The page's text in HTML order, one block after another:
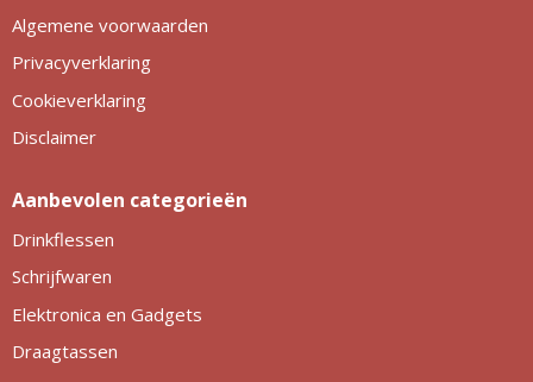
Algemene voorwaarden
Privacyverklaring
Cookieverklaring
Disclaimer
Aanbevolen categorieën
Drinkflessen
Schrijfwaren
Elektronica en Gadgets
Draagtassen